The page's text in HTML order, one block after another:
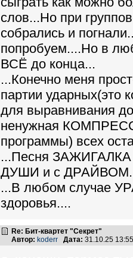
слов...Но при
собрались и
попробуем....Но в
ВСЁ до конца...
...Конечно меня
партии ударных(это
для выравнивания
ненужная
программы) всех
...Песня ЗАЖИГАЛКА
ДУШИ и с
...В любом случае
здоровья....
Re: Бит-квартет "Секрет"
Автор: koderr Дата: 31.10.25